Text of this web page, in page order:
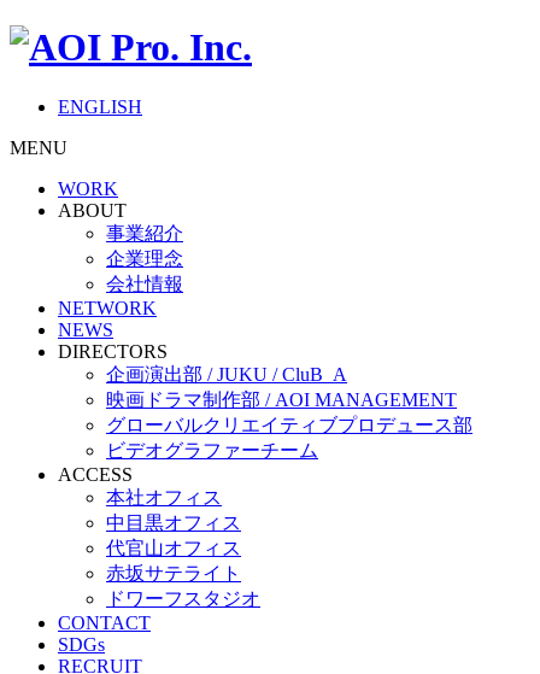
ENGLISH
MENU
WORK
ABOUT
事業紹介
企業理念
会社情報
NETWORK
NEWS
DIRECTORS
企画演出部 / JUKU / CluB_A
映画ドラマ制作部 / AOI MANAGEMENT
グローバルクリエイティブプロデュース部
ビデオグラファーチーム
ACCESS
本社オフィス
中目黒オフィス
代官山オフィス
赤坂サテライト
ドワーフスタジオ
CONTACT
SDGs
RECRUIT